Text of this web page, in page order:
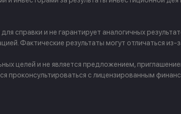
справки и не гарантирует аналогичных
Фактические результаты могут отличаться
целей и не является предложением,
проконсультироваться с лицензированным